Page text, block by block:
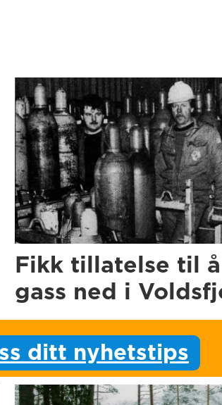
Fikk tillatelse til
gass ned i
ditt nyhetstips